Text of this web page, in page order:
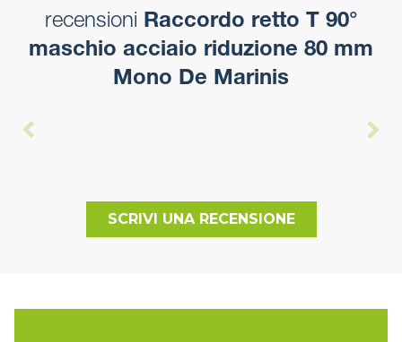
recensioni Raccordo retto T 90°
maschio acciaio riduzione 80 mm
Mono De Marinis
SCRIVI UNA RECENSIONE